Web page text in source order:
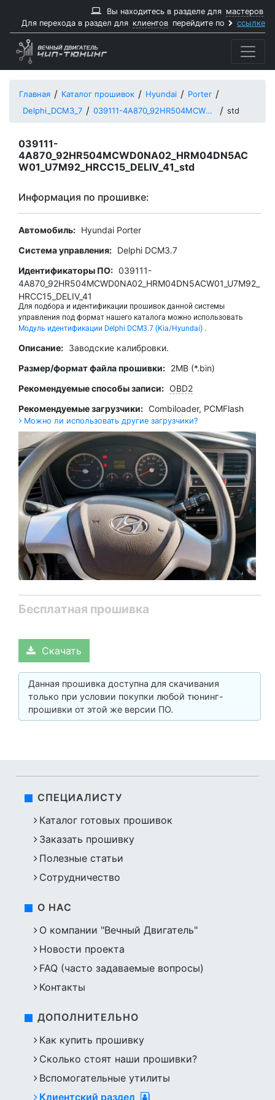
Вы находитесь в разделе для мастеров
Для перехода в раздел для клиентов перейдите по ссылке
Главная Каталог прошивок Hyundai
Porter
Delphi_DCM3_7
039111-4A870_92HR504MCWD0NA02_HRM04DN5ACW01_U7M92_HRCC15_DELIV_41 std
039111-
4A870_92HR504MCWD0NA02_HRM04DN5AC
W01_U7M92_HRCC15_DELIV_41_std
Информация по прошивке:
Автомобиль: Hyundai Porter
Система управления: Delphi DCM3.7
Идентификаторы ПО: 039111-
4A870_92HR504MCWD0NA02_HRM04DN5ACW01_U7M92_
HRCC15_DELIV_41
Для подбора и идентификации прошивок данной системы
управления под формат нашего каталога можно использовать
Модуль идентификации Delphi DCM3.7 (Kia/Hyundai) .
Описание: Заводские калибровки.
Размер/формат файла прошивки: 2MB (*.bin)
Рекомендуемые способы записи: OBD2
Рекомендуемые загрузчики: Combiloader, PCMFlash
Можно ли использовать другие загрузчики?
Бесплатная прошивка
Скачать
Данная прошивка доступна для скачивания
только при условии покупки любой тюнинг-
прошивки от этой же версии ПО.
СПЕЦИАЛИСТУ
Каталог готовых прошивок
Заказать прошивку
Полезные статьи
Сотрудничество
О НАС
О компании "Вечный Двигатель"
Новости проекта
FAQ (часто задаваемые вопросы)
Контакты
ДОПОЛНИТЕЛЬНО
Как купить прошивку
Сколько стоят наши прошивки?
Вспомогательные утилиты
Клиентский раздел